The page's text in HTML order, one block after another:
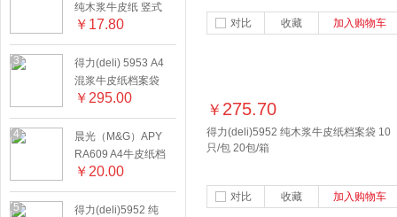
纯木浆牛皮纸 竖式
档案袋 A4 10个/
套；
￥ 17.80
3
得力(deli) 5953 A4
混浆牛皮纸档案袋
黄色 10只/盒 30盒/
箱
￥ 295.00
4
晨光（M&G）APY
RA609 A4牛皮纸档
案袋 20个/包
￥ 20.00
5
得力(deli)5952 纯
对比 收藏 加入购物车
￥ 275.70
得力(deli)5952 纯木浆牛皮纸档案袋 10
只/包 20包/箱
对比 收藏 加入购物车